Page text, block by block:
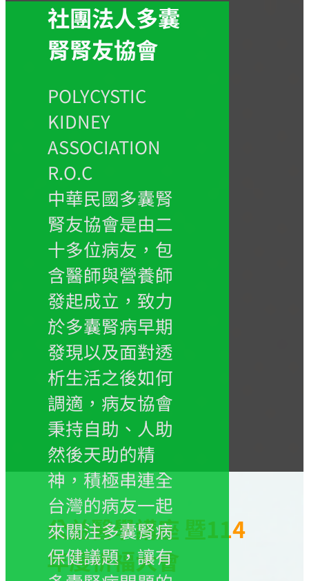
社團法人多囊
腎腎友協會
POLYCYSTIC
KIDNEY
ASSOCIATION
R.O.C
中華民國多囊腎
腎友協會是由二
十多位病友，包
含醫師與營養師
發起成立，致力
於多囊腎病早期
發現以及面對透
析生活之後如何
調適，病友協會
秉持自助、人助
然後天助的精
神，積極串連全
台灣的病友一起
來關注多囊腎病
保健議題，讓有
公益醫學講座 暨114
年度祈福大會